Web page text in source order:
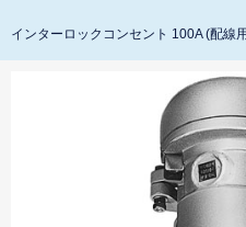
インターロックコンセント 100A (配線